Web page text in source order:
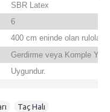
SBR Latex
6
400 cm eninde olan
Gerdirme veya Komple
Uygundur.
Taç Halı